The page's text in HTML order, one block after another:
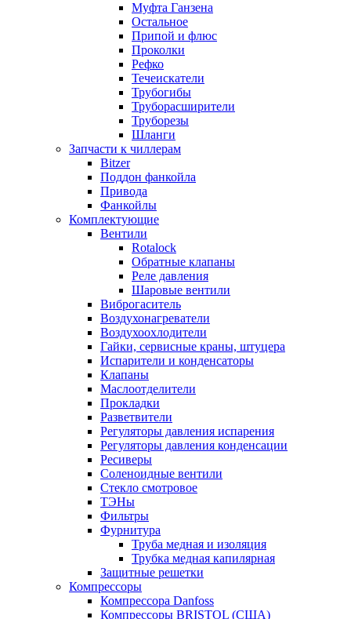
Муфта Ганзена
Остальное
Припой и флюс
Проколки
Рефко
Течеискатели
Трубогибы
Труборасширители
Труборезы
Шланги
Запчасти к чиллерам
Bitzer
Поддон фанкойла
Привода
Фанкойлы
Комплектующие
Вентили
Rotalock
Обратные клапаны
Реле давления
Шаровые вентили
Виброгаситель
Воздухонагреватели
Воздухоохлодители
Гайки, сервисные краны, штуцера
Испарители и конденсаторы
Клапаны
Маслоотделители
Прокладки
Разветвители
Регуляторы давления испарения
Регуляторы давления конденсации
Ресиверы
Соленоидные вентили
Стекло смотровое
ТЭНы
Фильтры
Фурнитура
Труба медная и изоляция
Трубка медная капилярная
Защитные решетки
Компрессоры
Компрессора Danfoss
Компрессоры BRISTOL (США)